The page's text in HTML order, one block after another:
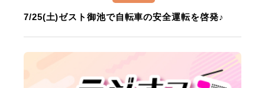
7/25(土)ゼスト御池で自転車の安全運転を啓発♪